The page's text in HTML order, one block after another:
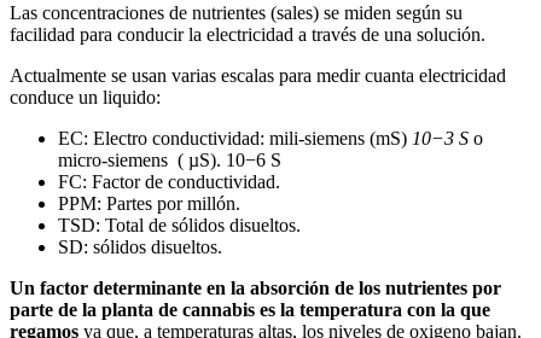
Las concentraciones de nutrientes (sales) se miden según su
facilidad para conducir la electricidad a través de una solución.
Actualmente se usan varias escalas para medir cuanta electricidad
conduce un liquido:
EC: Electro conductividad: mili-siemens (mS) 10−3 S o
micro-siemens ( µS). 10−6 S
FC: Factor de conductividad.
PPM: Partes por millón.
TSD: Total de sólidos disueltos.
SD: sólidos disueltos.
Un factor determinante en la absorción de los nutrientes por
parte de la planta de cannabis es la temperatura con la que
regamos ya que, a temperaturas altas, los niveles de oxigeno bajan.